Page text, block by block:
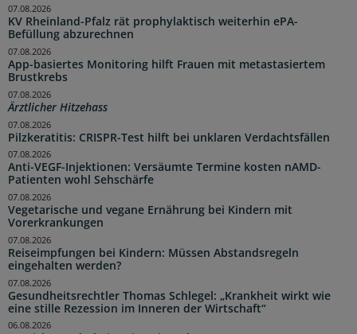
KV Rheinland-Pfalz rät prophylaktisch weiterhin ePA-
Befüllung abzurechnen
07.08.2026
App-basiertes Monitoring hilft Frauen mit metastasiertem
Brustkrebs
07.08.2026
Ärztlicher Hitzehass
07.08.2026
Pilzkeratitis: CRISPR-Test hilft bei unklaren Verdachtsfällen
07.08.2026
Anti-VEGF-Injektionen: Versäumte Termine kosten nAMD-
Patienten wohl Sehschärfe
07.08.2026
Vegetarische und vegane Ernährung bei Kindern mit
Vorerkrankungen
07.08.2026
Reiseimpfungen bei Kindern: Müssen Abstandsregeln
eingehalten werden?
07.08.2026
Gesundheitsrechtler Thomas Schlegel: „Krankheit wirkt wie
eine stille Rezession im Inneren der Wirtschaft“
07.08.2026
06.08.2026